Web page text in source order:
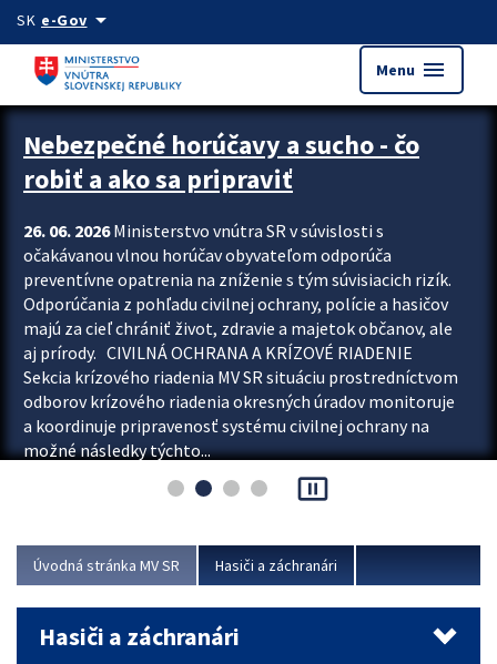
Preskocit na hlavný obsah
SK e-Govarrow_drop_down
Menu menu
Zastavit automatický posun upútavok
Nebezpečné horúčavy a sucho - čo
robiť a ako sa pripraviť
26. 06. 2026Ministerstvo vnútra SR v súvislosti s
očakávanou vlnou horúčav obyvateľom odporúča
preventívne opatrenia na zníženie s tým súvisiacich rizík.
Odporúčania z pohľadu civilnej ochrany, polície a hasičov
majú za cieľ chrániť život, zdravie a majetok občanov, ale
aj prírody. CIVILNÁ OCHRANA A KRÍZOVÉ RIADENIE
Sekcia krízového riadenia MV SR situáciu prostredníctvom
odborov krízového riadenia okresných úradov monitoruje
a koordinuje pripravenosť systému civilnej ochrany na
možné následky týchto...
pause_presentation
Úvodná stránka MV SR Hasiči a záchranári
Hasiči a záchranári